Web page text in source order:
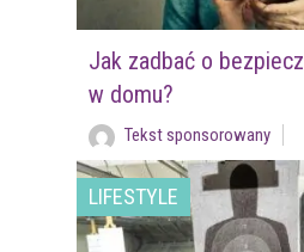
Jak zadbać o
w domu?
Tekst sponsorowany
LIFESTYLE